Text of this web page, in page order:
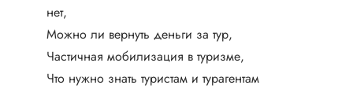
нет
Можно ли вернуть деньги за тур
Частичная мобилизация в туризме
Что нужно знать туристам и турагентам